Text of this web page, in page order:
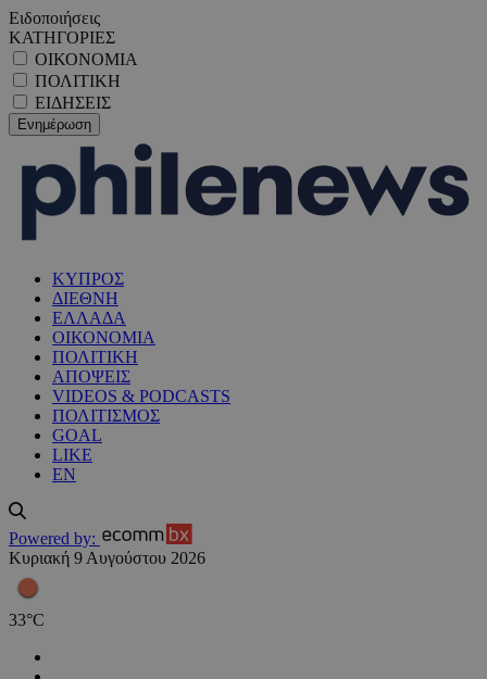
Ειδοποιήσεις
ΚΑΤΗΓΟΡΙΕΣ
ΟΙΚΟΝΟΜΙΑ
ΠΟΛΙΤΙΚΗ
ΕΙΔΗΣΕΙΣ
ΚΥΠΡΟΣ
ΔΙΕΘΝΗ
ΕΛΛΑΔΑ
ΟΙΚΟΝΟΜΙΑ
ΠΟΛΙΤΙΚΗ
ΑΠΟΨΕΙΣ
VIDEOS & PODCASTS
ΠΟΛΙΤΙΣΜΟΣ
GOAL
LIKE
EN
Powered by:
Κυριακή 9 Αυγούστου 2026
33°C